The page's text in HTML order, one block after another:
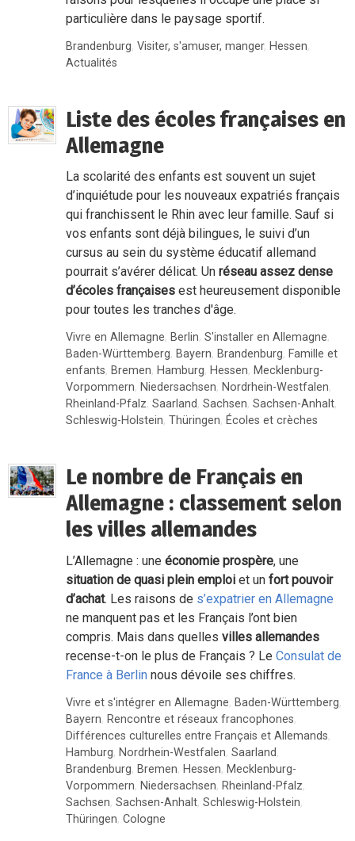
particulière dans le paysage sportif.
Brandenburg,Visiter, s'amuser, manger, Hessen,
Actualités
Liste des écoles françaises en
Allemagne
La scolarité des enfants est souvent un sujet
d’inquiétude pour les nouveaux expatriés français
qui franchissent le Rhin avec leur famille. Sauf si
vos enfants sont déjà bilingues, le suivi d’un
cursus au sein du système éducatif allemand
pourrait s’avérer délicat. Unréseau assez dense
d’écoles françaises est heureusement disponible
pour toutes les tranches d'âge.
Vivre en Allemagne, Berlin,S'installer en Allemagne,
Baden-Württemberg, Bayern, Brandenburg, Famille et
enfants, Bremen, Hamburg, Hessen, Mecklenburg-
Vorpommern, Niedersachsen, Nordrhein-Westfalen,
Rheinland-Pfalz,Saarland,Sachsen,Sachsen-Anhalt,
Schleswig-Holstein,Thüringen, Écoles et crèches
Le nombre de Français en
Allemagne : classement selon
les villes allemandes
L’Allemagne : uneéconomie prospère, une
situation de quasi plein emploi et unfort pouvoir
d’achat. Les raisons de s’expatrier en Allemagne
ne manquent pas et les Français l’ont bien
compris. Mais dans quellesvilles allemandes
recense-t-on le plus de Français ? LeConsulat de
France à Berlin nous dévoile ses chiffres.
Vivre et s'intégrer en Allemagne, Baden-Württemberg,
Bayern, Rencontre et réseaux francophones,
Différences culturelles entre Français et Allemands,
Hamburg, Nordrhein-Westfalen,Saarland,
Brandenburg, Bremen, Hessen, Mecklenburg-
Vorpommern, Niedersachsen, Rheinland-Pfalz,
Sachsen,Sachsen-Anhalt,Schleswig-Holstein,
Thüringen,Cologne